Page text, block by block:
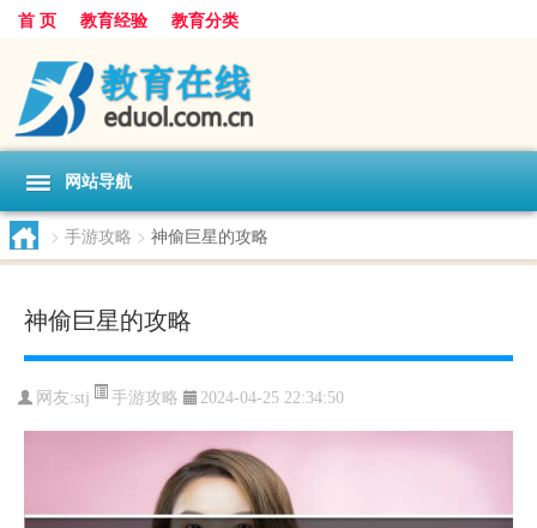
首 页 教育经验 教育分类
网站导航
> 手游攻略 > 神偷巨星的攻略
神偷巨星的攻略
网友:stj 手游攻略 2024-04-25 22:34:50